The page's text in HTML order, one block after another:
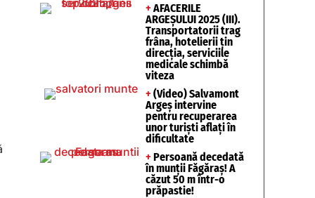
+ AFACERILE
ARGEȘULUI 2025 (III).
Transportatorii trag
frâna, hotelierii țin
direcția, serviciile
medicale schimbă
viteza
+ (Video) Salvamont
Argeș intervine
pentru recuperarea
unor turişti aflaţi în
dificultate
+ Persoană decedată
în munții Făgăraș! A
căzut 50 m într-o
prăpastie!